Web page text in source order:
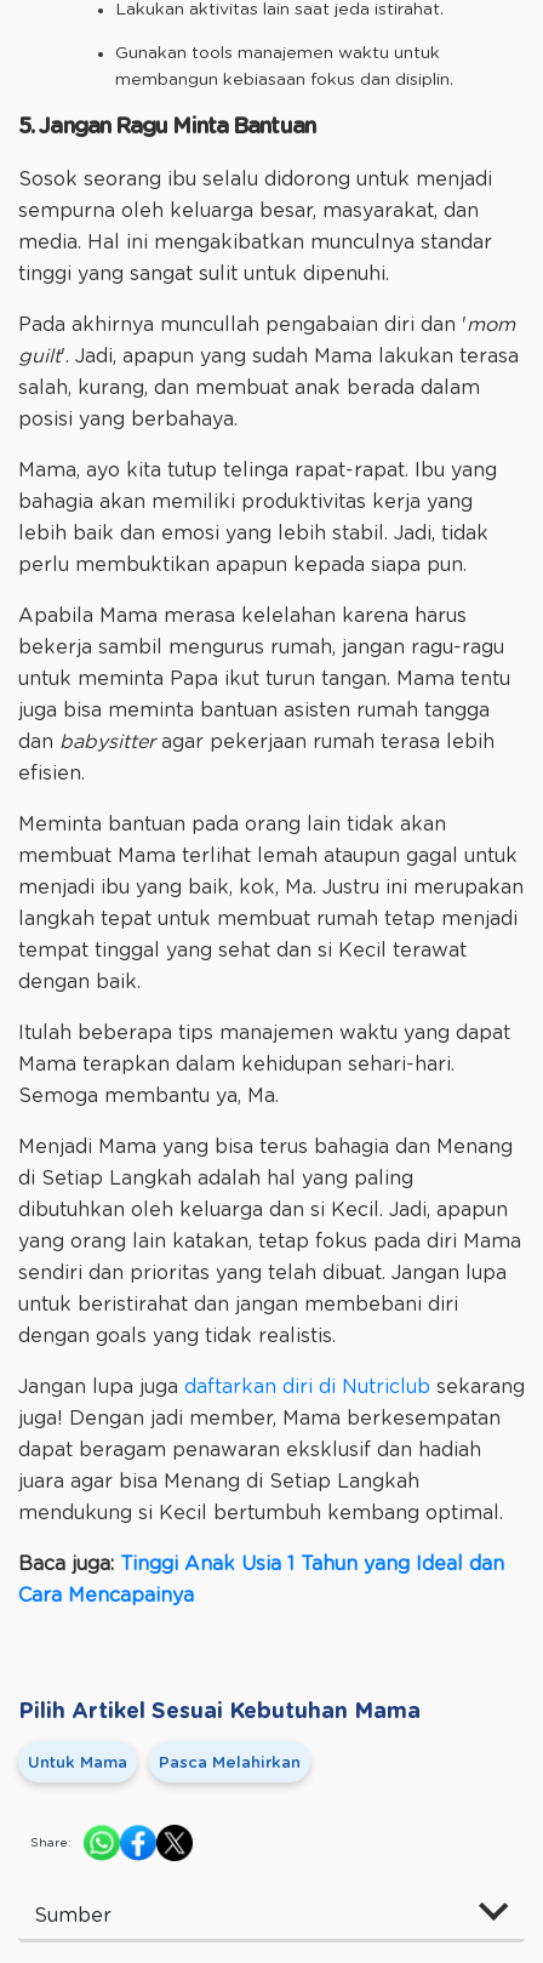
Lakukan aktivitas lain saat jeda istirahat.
Gunakan tools manajemen waktu untuk
membangun kebiasaan fokus dan disiplin.
5. Jangan Ragu Minta Bantuan
Sosok seorang ibu selalu didorong untuk menjadi
sempurna oleh keluarga besar, masyarakat, dan
media. Hal ini mengakibatkan munculnya standar
tinggi yang sangat sulit untuk dipenuhi.
Pada akhirnya muncullah pengabaian diri dan 'mom
guilt'. Jadi, apapun yang sudah Mama lakukan terasa
salah, kurang, dan membuat anak berada dalam
posisi yang berbahaya.
Mama, ayo kita tutup telinga rapat-rapat. Ibu yang
bahagia akan memiliki produktivitas kerja yang
lebih baik dan emosi yang lebih stabil. Jadi, tidak
perlu membuktikan apapun kepada siapa pun.
Apabila Mama merasa kelelahan karena harus
bekerja sambil mengurus rumah, jangan ragu-ragu
untuk meminta Papa ikut turun tangan. Mama tentu
juga bisa meminta bantuan asisten rumah tangga
dan babysitteragar pekerjaan rumah terasa lebih
efisien.
Meminta bantuan pada orang lain tidak akan
membuat Mama terlihat lemah ataupun gagal untuk
menjadi ibu yang baik, kok, Ma. Justru ini merupakan
langkah tepat untuk membuat rumah tetap menjadi
tempat tinggal yang sehat dan si Kecil terawat
dengan baik.
Itulah beberapa tips manajemen waktu yang dapat
Mama terapkan dalam kehidupan sehari-hari.
Semoga membantu ya, Ma.
Menjadi Mama yang bisa terus bahagia dan Menang
di Setiap Langkah adalah hal yang paling
dibutuhkan oleh keluarga dan si Kecil. Jadi, apapun
yang orang lain katakan, tetap fokus pada diri Mama
sendiri dan prioritas yang telah dibuat. Jangan lupa
untuk beristirahat dan jangan membebani diri
dengan goals yang tidak realistis.
Jangan lupa juga daftarkan diri di Nutriclub sekarang
juga! Dengan jadi member, Mama berkesempatan
dapat beragam penawaran eksklusif dan hadiah
juara agar bisa Menang di Setiap Langkah
mendukung si Kecil bertumbuh kembang optimal.
Baca juga: Tinggi Anak Usia 1 Tahun yang Ideal dan
Cara Mencapainya
Pilih Artikel Sesuai Kebutuhan Mama
Untuk Mama Pasca Melahirkan
Share:
Sumber